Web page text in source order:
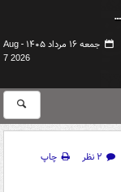
جمعه ۱۶ مرداد ۱۴۰۵ -
Aug
7 2026
۲ نظر
چاپ